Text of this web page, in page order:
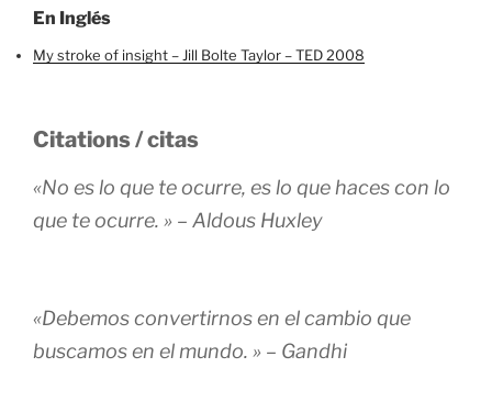
En Inglés
My stroke of insight – Jill Bolte Taylor – TED 2008
Citations / citas
«No es lo que te ocurre, es lo que haces con lo
que te ocurre. » – Aldous Huxley
«Debemos convertirnos en el cambio que
buscamos en el mundo. » – Gandhi